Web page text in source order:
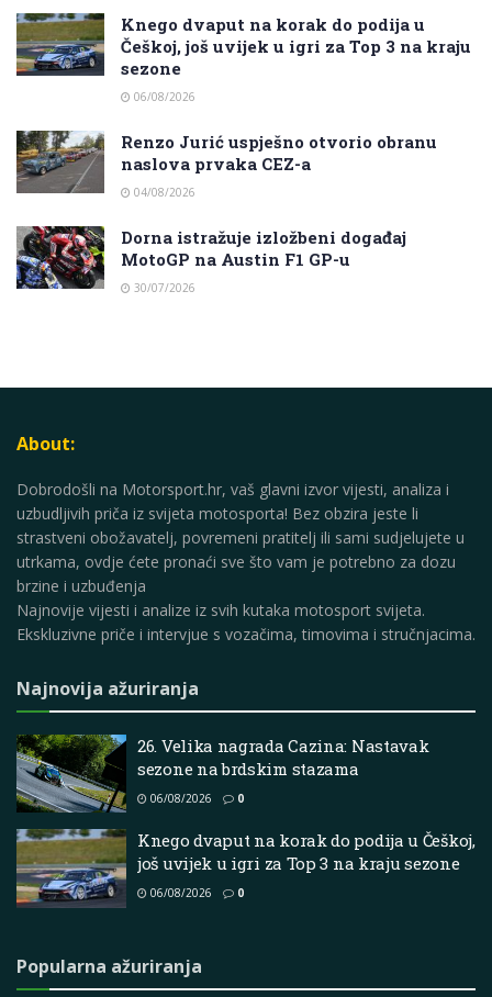
Knego dvaput na korak do podija u
Češkoj, još uvijek u igri za Top 3 na kraju
sezone
06/08/2026
Renzo Jurić uspješno otvorio obranu
naslova prvaka CEZ-a
04/08/2026
Dorna istražuje izložbeni događaj
MotoGP na Austin F1 GP-u
30/07/2026
About:
Dobrodošli na Motorsport.hr, vaš glavni izvor vijesti, analiza i
uzbudljivih priča iz svijeta motosporta! Bez obzira jeste li
strastveni obožavatelj, povremeni pratitelj ili sami sudjelujete u
utrkama, ovdje ćete pronaći sve što vam je potrebno za dozu
brzine i uzbuđenja
Najnovije vijesti i analize iz svih kutaka motosport svijeta.
Ekskluzivne priče i intervjue s vozačima, timovima i stručnjacima.
Najnovija ažuriranja
26. Velika nagrada Cazina: Nastavak
sezone na brdskim stazama
06/08/2026 0
Knego dvaput na korak do podija u Češkoj,
još uvijek u igri za Top 3 na kraju sezone
06/08/2026 0
Popularna ažuriranja